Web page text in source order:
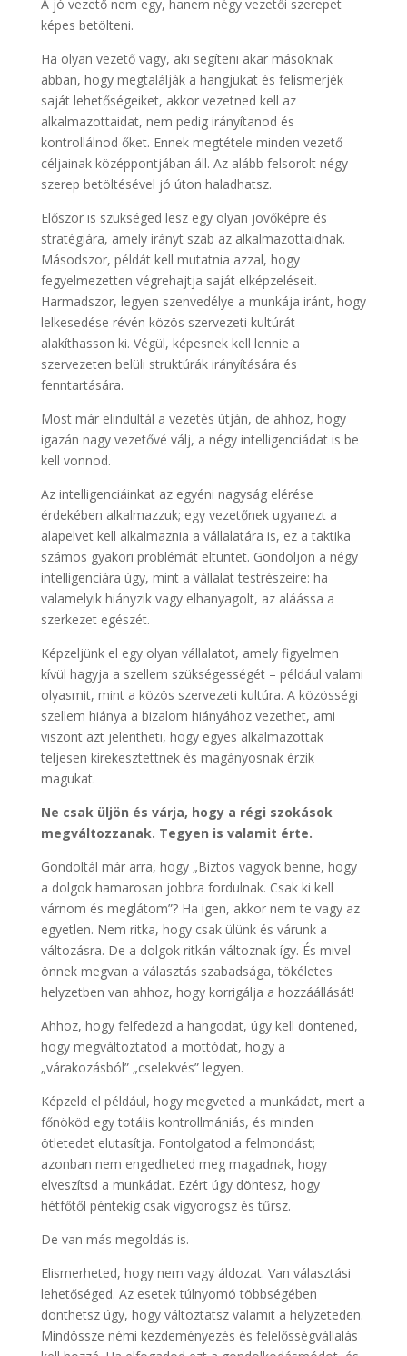
A jó vezető nem egy, hanem négy vezetői szerepet
képes betölteni.
Ha olyan vezető vagy, aki segíteni akar másoknak
abban, hogy megtalálják a hangjukat és felismerjék
saját lehetőségeiket, akkor vezetned kell az
alkalmazottaidat, nem pedig irányítanod és
kontrollálnod őket. Ennek megtétele minden vezető
céljainak középpontjában áll. Az alább felsorolt négy
szerep betöltésével jó úton haladhatsz.
Először is szükséged lesz egy olyan jövőképre és
stratégiára, amely irányt szab az alkalmazottaidnak.
Másodszor, példát kell mutatnia azzal, hogy
fegyelmezetten végrehajtja saját elképzeléseit.
Harmadszor, legyen szenvedélye a munkája iránt, hogy
lelkesedése révén közös szervezeti kultúrát
alakíthasson ki. Végül, képesnek kell lennie a
szervezeten belüli struktúrák irányítására és
fenntartására.
Most már elindultál a vezetés útján, de ahhoz, hogy
igazán nagy vezetővé válj, a négy intelligenciádat is be
kell vonnod.
Az intelligenciáinkat az egyéni nagyság elérése
érdekében alkalmazzuk; egy vezetőnek ugyanezt a
alapelvet kell alkalmaznia a vállalatára is, ez a taktika
számos gyakori problémát eltüntet. Gondoljon a négy
intelligenciára úgy, mint a vállalat testrészeire: ha
valamelyik hiányzik vagy elhanyagolt, az aláássa a
szerkezet egészét.
Képzeljünk el egy olyan vállalatot, amely figyelmen
kívül hagyja a szellem szükségességét – például valami
olyasmit, mint a közös szervezeti kultúra. A közösségi
szellem hiánya a bizalom hiányához vezethet, ami
viszont azt jelentheti, hogy egyes alkalmazottak
teljesen kirekesztettnek és magányosnak érzik
magukat.
Ne csak üljön és várja, hogy a régi szokások
megváltozzanak. Tegyen is valamit érte.
Gondoltál már arra, hogy „Biztos vagyok benne, hogy
a dolgok hamarosan jobbra fordulnak. Csak ki kell
várnom és meglátom”? Ha igen, akkor nem te vagy az
egyetlen. Nem ritka, hogy csak ülünk és várunk a
változásra. De a dolgok ritkán változnak így. És mivel
önnek megvan a választás szabadsága, tökéletes
helyzetben van ahhoz, hogy korrigálja a hozzáállását!
Ahhoz, hogy felfedezd a hangodat, úgy kell döntened,
hogy megváltoztatod a mottódat, hogy a
„várakozásból” „cselekvés” legyen.
Képzeld el például, hogy megveted a munkádat, mert a
főnököd egy totális kontrollmániás, és minden
ötletedet elutasítja. Fontolgatod a felmondást;
azonban nem engedheted meg magadnak, hogy
elveszítsd a munkádat. Ezért úgy döntesz, hogy
hétfőtől péntekig csak vigyorogsz és tűrsz.
De van más megoldás is.
Elismerheted, hogy nem vagy áldozat. Van választási
lehetőséged. Az esetek túlnyomó többségében
dönthetsz úgy, hogy változtatsz valamit a helyzeteden.
Mindössze némi kezdeményezés és felelősségvállalás